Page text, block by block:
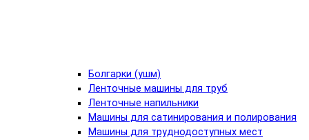
Болгарки (ушм)
Ленточные машины для труб
Ленточные напильники
Машины для сатинирования и полирования
Машины для труднодоступных мест